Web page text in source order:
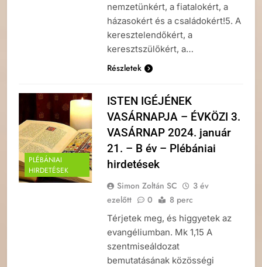
nemzetünkért, a fiatalokért, a
házasokért és a családokért!5. A
keresztelendőkért, a
keresztszülőkért, a…
Részletek
PLÉBÁNIAI
HIRDETÉSEK
ISTEN IGÉJÉNEK
VASÁRNAPJA – ÉVKÖZI 3.
VASÁRNAP 2024. január
21. – B év – Plébániai
hirdetések
Simon Zoltán SC
3 év
ezelőtt
0 8 perc
Térjetek meg, és higgyetek az
evangéliumban. Mk 1,15 A
szentmiseáldozat
bemutatásának közösségi